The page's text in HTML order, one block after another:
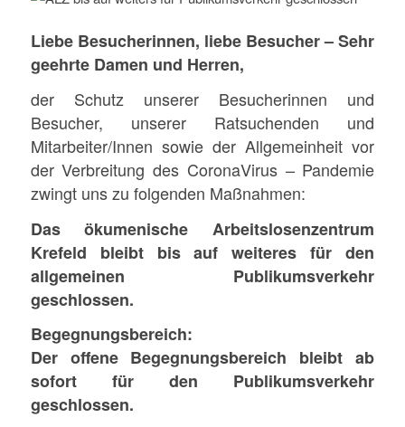
Liebe Besucherinnen, liebe Besucher – Sehr
geehrte Damen und Herren,
der Schutz unserer Besucherinnen und
Besucher, unserer Ratsuchenden und
Mitarbeiter/Innen sowie der Allgemeinheit vor
der Verbreitung des CoronaVirus – Pandemie
zwingt uns zu folgenden Maßnahmen:
Das ökumenische Arbeitslosenzentrum
Krefeld bleibt bis auf weiteres für den
allgemeinen Publikumsverkehr
geschlossen.
Begegnungsbereich:
Der offene Begegnungsbereich bleibt ab
sofort für den Publikumsverkehr
geschlossen.